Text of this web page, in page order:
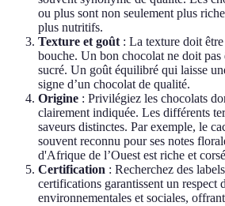
ou plus sont non seulement plus
plus nutritifs.
Texture et goût : La texture doit
bouche. Un bon chocolat ne doit
sucré. Un goût équilibré qui laisse
signe d’un chocolat de qualité.
Origine : Privilégiez les chocolats
clairement indiquée. Les différents
saveurs distinctes. Par exemple, le
souvent reconnu pour ses notes
d'Afrique de l’Ouest est riche et
Certification : Recherchez des
certifications garantissent un respect
environnementales et sociales,